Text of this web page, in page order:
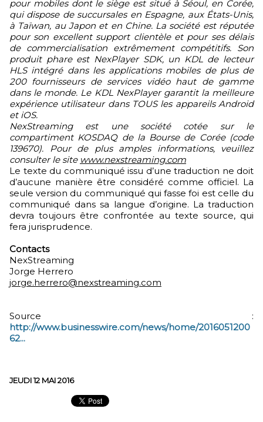
pour mobiles dont le siège est situé à Séoul, en Corée,
qui dispose de succursales en Espagne, aux États-Unis,
à Taïwan, au Japon et en Chine. La société est réputée
pour son excellent support clientèle et pour ses délais
de commercialisation extrêmement compétitifs. Son
produit phare est NexPlayer SDK, un KDL de lecteur
HLS intégré dans les applications mobiles de plus de
200 fournisseurs de services vidéo haut de gamme
dans le monde. Le KDL NexPlayer garantit la meilleure
expérience utilisateur dans TOUS les appareils Android
et iOS.
NexStreaming est une société cotée sur le
compartiment KOSDAQ de la Bourse de Corée (code
139670). Pour de plus amples informations, veuillez
consulter le site www.nexstreaming.com
Le texte du communiqué issu d’une traduction ne doit
d’aucune manière être considéré comme officiel. La
seule version du communiqué qui fasse foi est celle du
communiqué dans sa langue d’origine. La traduction
devra toujours être confrontée au texte source, qui
fera jurisprudence.
Contacts
NexStreaming
Jorge Herrero
jorge.herrero@nexstreaming.com
Source :
http://www.businesswire.com/news/home/2016051200
62...
JEUDI 12 MAI 2016